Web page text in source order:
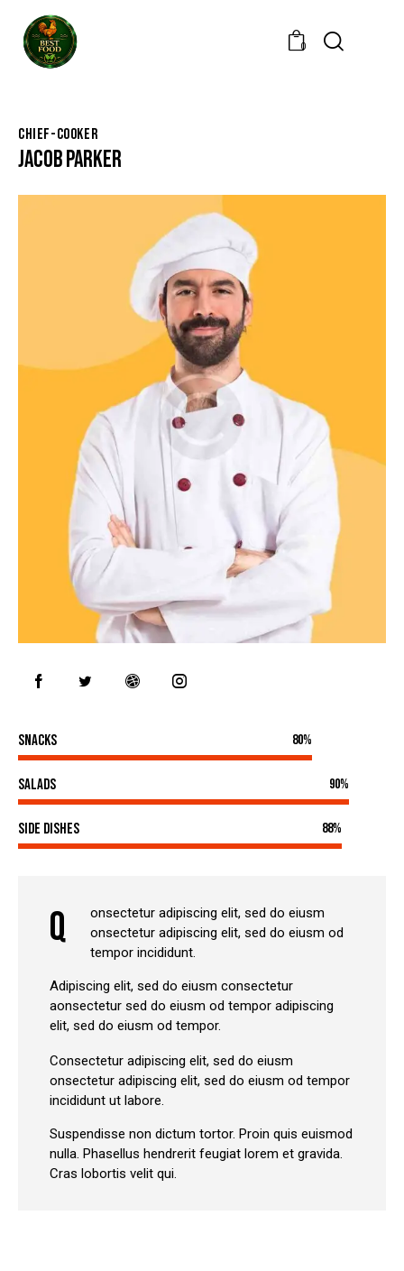
0
CHIEF-COOKER
JACOB PARKER
Snacks 80%
Salads 90%
Side Dishes 88%
Q
onsectetur adipiscing elit, sed do eiusm
onsectetur adipiscing elit, sed do eiusm od
tempor incididunt.
Adipiscing elit, sed do eiusm consectetur
aonsectetur sed do eiusm od tempor adipiscing
elit, sed do eiusm od tempor.
Consectetur adipiscing elit, sed do eiusm
onsectetur adipiscing elit, sed do eiusm od tempor
incididunt ut labore.
Suspendisse non dictum tortor. Proin quis euismod
nulla. Phasellus hendrerit feugiat lorem et gravida.
Cras lobortis velit qui.